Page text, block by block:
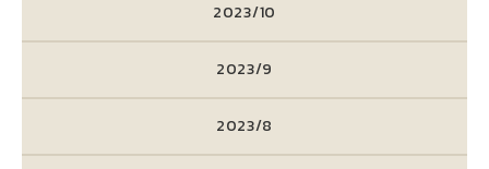
2023/10
2023/9
2023/8